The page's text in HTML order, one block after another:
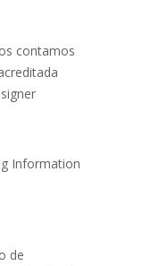
contamos
Information
de